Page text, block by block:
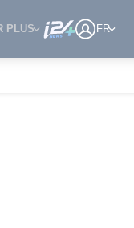
PLUS FR